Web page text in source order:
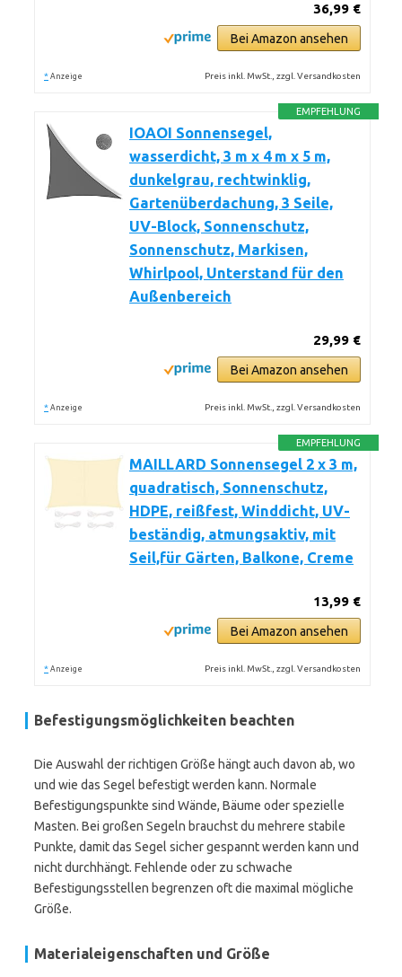
36,99 €
Bei Amazon ansehen
* Anzeige Preis inkl. MwSt., zzgl. Versandkosten
EMPFEHLUNG
IOAOI Sonnensegel,
wasserdicht, 3 m x 4 m x 5 m,
dunkelgrau, rechtwinklig,
Gartenüberdachung, 3 Seile,
UV-Block, Sonnenschutz,
Sonnenschutz, Markisen,
Whirlpool, Unterstand für den
Außenbereich
29,99 €
Bei Amazon ansehen
* Anzeige Preis inkl. MwSt., zzgl. Versandkosten
EMPFEHLUNG
MAILLARD Sonnensegel 2 x 3 m,
quadratisch, Sonnenschutz,
HDPE, reißfest, Winddicht, UV-
beständig, atmungsaktiv, mit
Seil,für Gärten, Balkone, Creme
13,99 €
Bei Amazon ansehen
* Anzeige Preis inkl. MwSt., zzgl. Versandkosten
Befestigungsmöglichkeiten beachten
Die Auswahl der richtigen Größe hängt auch davon ab, wo
und wie das Segel befestigt werden kann. Normale
Befestigungspunkte sind Wände, Bäume oder spezielle
Masten. Bei großen Segeln brauchst du mehrere stabile
Punkte, damit das Segel sicher gespannt werden kann und
nicht durchhängt. Fehlende oder zu schwache
Befestigungsstellen begrenzen oft die maximal mögliche
Größe.
Materialeigenschaften und Größe